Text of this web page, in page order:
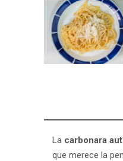
La carbonara
que merece la